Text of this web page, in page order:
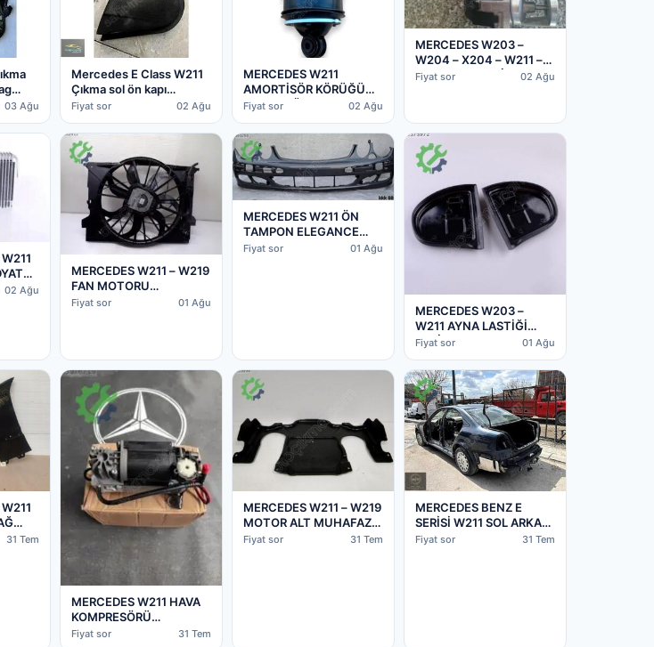
03 Ağu
Mercedes E Class W211
Çıkma sol ön kapı
hoparlör kapağı
Fiyat sor 02 Ağu
MERCEDES W211
AMORTİSÖR KÖRÜĞÜ
ARKA SAĞ 2113200925
Fiyat sor 02 Ağu
MERCEDES W203 –
W204 – X204 – W211 –
X164 EGR VALFİ
Fiyat sor 02 Ağu
02 Ağu
MERCEDES W211 – W219
FAN MOTORU
2115001693
Fiyat sor 01 Ağu
MERCEDES W211 ÖN
TAMPON ELEGANCE
2002-2006
Fiyat sor 01 Ağu
MERCEDES W203 –
W211 AYNA LASTİĞİ
SETİ 2038103716-
A2038103716
Fiyat sor 01 Ağu
31 Tem
MERCEDES W211 HAVA
KOMPRESÖRÜ
2113200304
Fiyat sor 31 Tem
MERCEDES W211 – W219
MOTOR ALT MUHAFAZA
2115242830-
Fiyat sor 31 Tem
MERCEDES BENZ E
SERİSİ W211 SOL ARKA
ÇAMURLUK
Fiyat sor 31 Tem